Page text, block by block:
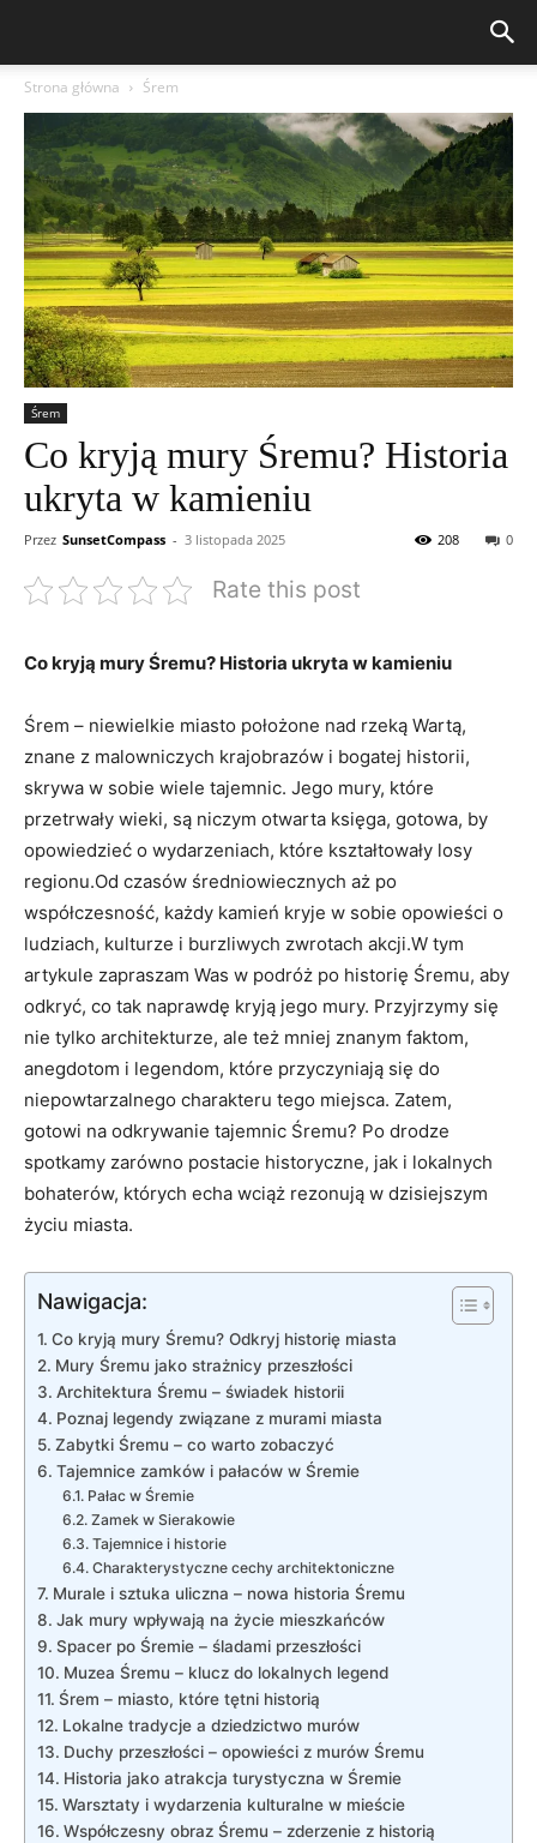
Strona główna Śrem
Śrem
Co kryją mury Śremu? Historia
ukryta w kamieniu
Przez SunsetCompass - 3 listopada 2025 0
208
Rate this post
Co‍ kryją⁣ mury Śremu?⁤ Historia ukryta w kamieniu
Śrem – ⁤niewielkie miasto położone nad rzeką Wartą,
znane z malowniczych krajobrazów i ​bogatej historii,⁣
skrywa w⁤ sobie wiele tajemnic. Jego mury, ⁤które
przetrwały​ wieki, są niczym otwarta księga, gotowa,⁣ by
opowiedzieć o ​wydarzeniach,⁣ które ‍kształtowały losy
regionu.Od czasów średniowiecznych aż po
współczesność,‍ każdy kamień kryje w ⁣sobie opowieści o
ludziach, kulturze i burzliwych ⁢zwrotach akcji.W tym​
artykule zapraszam Was w podróż ⁣po historię ⁢Śremu,‍ aby
odkryć, ⁤co tak⁣ naprawdę kryją jego⁢ mury. ⁣Przyjrzymy się
nie​ tylko⁣ architekturze,⁢ ale też ‌mniej znanym faktom,
anegdotom i ⁣legendom, które przyczyniają się do
niepowtarzalnego‍ charakteru tego⁣ miejsca. Zatem,
gotowi na odkrywanie tajemnic Śremu? Po drodze
spotkamy zarówno postacie historyczne, jak i‍ lokalnych
bohaterów, których echa wciąż rezonują ‍w​ dzisiejszym
życiu miasta.
Nawigacja:
Co kryją mury Śremu? Odkryj historię miasta
Mury Śremu jako ⁢strażnicy przeszłości
Architektura ⁣Śremu‍ – ⁢świadek historii
Poznaj legendy związane z murami‌ miasta
Zabytki Śremu –​ co warto‌ zobaczyć
Tajemnice zamków i pałaców ⁢w Śremie
Pałac ​w Śremie
Zamek w Sierakowie
Tajemnice i⁣ historie
Charakterystyczne cechy architektoniczne
Murale i sztuka uliczna⁤ – nowa historia Śremu
Jak mury wpływają na ‍życie mieszkańców
Spacer ⁣po ⁣Śremie – śladami przeszłości
Muzea ‍Śremu – klucz‍ do ⁤lokalnych legend
Śrem – ‍miasto, które tętni historią
Lokalne tradycje a dziedzictwo murów
Duchy ‍przeszłości – opowieści⁤ z murów Śremu
Historia jako​ atrakcja turystyczna w Śremie
Warsztaty i ‍wydarzenia kulturalne w mieście
Współczesny ​obraz ⁤Śremu ⁤– zderzenie z⁢ historią